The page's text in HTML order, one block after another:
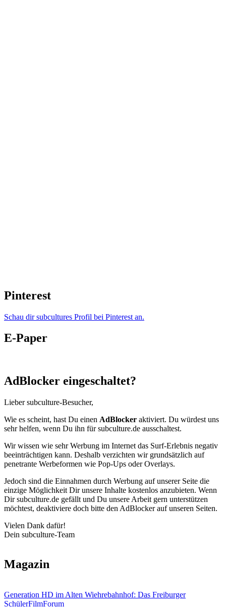
Pinterest
Schau dir subcultures Profil bei Pinterest an.
E-Paper
AdBlocker eingeschaltet?
Lieber subculture-Besucher,
Wie es scheint, hast Du einen AdBlocker aktiviert. Du würdest uns
sehr helfen, wenn Du ihn für subculture.de ausschaltest.
Wir wissen wie sehr Werbung im Internet das Surf-Erlebnis negativ
beeinträchtigen kann. Deshalb verzichten wir grundsätzlich auf
penetrante Werbeformen wie Pop-Ups oder Overlays.
Jedoch sind die Einnahmen durch Werbung auf unserer Seite die
einzige Möglichkeit Dir unsere Inhalte kostenlos anzubieten. Wenn
Dir subculture.de gefällt und Du unsere Arbeit gern unterstützen
möchtest, deaktiviere doch bitte den AdBlocker auf unseren Seiten.
Vielen Dank dafür!
Dein subculture-Team
Magazin
Generation HD im Alten Wiehrebahnhof: Das Freiburger
SchülerFilmForum